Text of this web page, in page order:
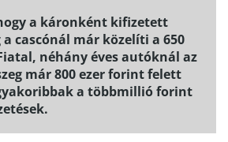
a káronként kifizetett
a cascónál már közelíti a 650
néhány éves autóknál az
már 800 ezer forint felett
a többmillió forint